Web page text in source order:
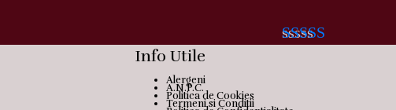
Info Utile
Alergeni
A.N.P.C.
Politica de Cookies
Termeni si Conditii